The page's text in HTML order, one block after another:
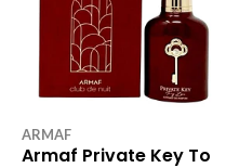
ARMAF
Armaf Private Key To